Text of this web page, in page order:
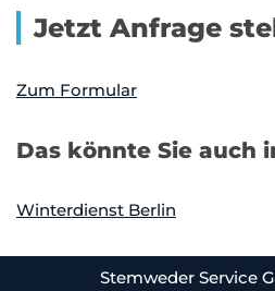
Jetzt Anfrage
Zum Formular
Das könnte Sie auch
Winterdienst Berlin
Stemweder Service